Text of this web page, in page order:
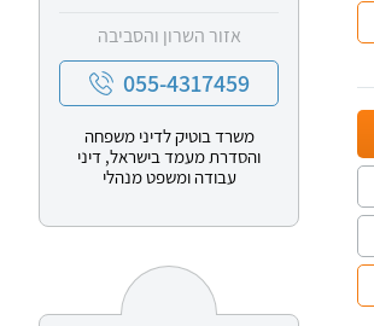
אזור השרון והסביבה
055-4317459
משרד בוטיק לדיני משפחה
והסדרת מעמד בישראל, דיני
עבודה ומשפט מנהלי